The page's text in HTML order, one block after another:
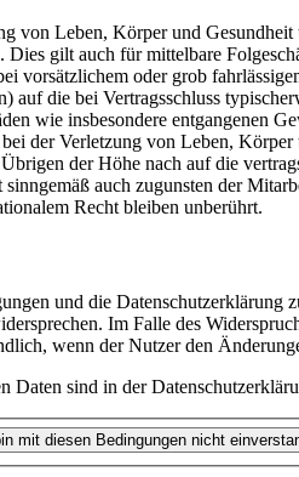
von Leben, Körper und
gilt auch für mittelbare
vorsätzlichem oder grob
die bei Vertragsschluss
wie insbesondere entgangenen
der Verletzung von Leben,
der Höhe nach auf die
auch zugunsten der
Recht bleiben unberührt.
und die
Im Falle des
wenn der Nutzer den
sind in der